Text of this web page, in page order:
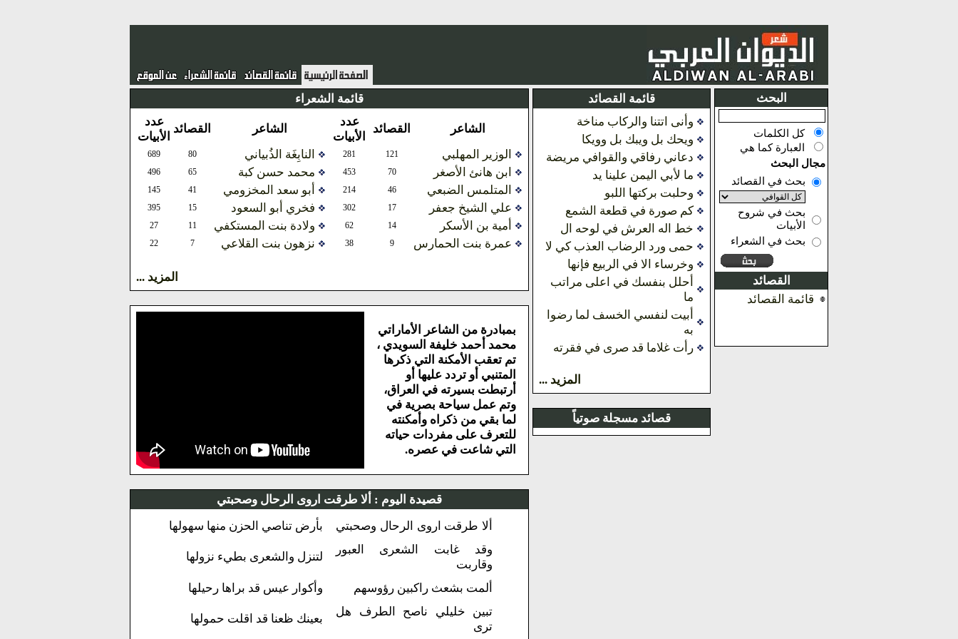
البحث
كل الكلمات
العبارة كما هي
مجال البحث
بحث في القصائد
بحث في شروح
الأبيات
بحث في الشعراء
القصائد
قائمة القصائد
قائمة القصائد
وأنى اتتنا والركاب مناخة
ويحك بل ويبك بل وويكا
دعاني رفاقي والقوافي مريضة
ما لأبي اليمن علينا يد
وحلبت بركتها اللبو
كم صورة في قطعة الشمع
خط اله العرش في لوحه ال
حمى ورد الرضاب العذب كي لا
وخرساء الا في الربيع فإنها
أحلل بنفسك في اعلى مراتب
ما
أبيت لنفسي الخسف لما رضوا
به
رأت غلاما قد صرى في فقرته
المزيد ...
قصائد مسجلة صوتياً
قائمة الشعراء
الشاعر القصائد
عدد
الأبيات
الشاعر القصائد
عدد
الأبيات
الوزير المهلبي
121
281 النابِغَة الذُبياني 80
689
ابن هانئ الأصغر 70
453 محمد حسن كبة 65
496
المتلمس الضبعي 46
214 أبو سعد المخزومي 41
145
علي الشيخ جعفر 17
302 فخري أبو السعود 15
395
أمية بن الأسكر 14
62 ولادة بنت المستكفي 11
27
عمرة بنت الحمارس 9
38 نزهون بنت القلاعي 7
22
المزيد ...
بمبادرة من الشاعر الأماراتي
محمد أحمد خليفة السويدي ،
تم تعقب الأمكنة التي ذكرها
المتنبي أو تردد عليها أو
أرتبطت بسيرته في العراق،
وتم عمل سياحة بصرية في
لما بقي من ذكراه وأمكنته
للتعرف على مفردات حياته
التي شاعت في عصره.
قصيدة اليوم : ألا طرقت اروى الرحال وصحبتي
ألا طرقت اروى الرحال وصحبتي
بأرض تناصي الحزن منها سهولها
وقد غابت الشعرى العبور
وقاربت
لتنزل والشعرى بطيء نزولها
ألمت بشعث راكبين رؤوسهم
وأكوار عيس قد براها رحيلها
تبين خليلي ناصح الطرف هل
ترى
بعينك ظعنا قد اقلت حمولها